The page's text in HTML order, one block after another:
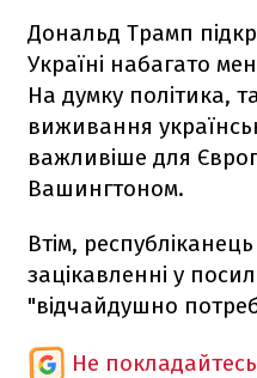
Дональд Трамп
Україні набагато
На думку політика,
виживання
важливіше для
Вашингтоном.
Втім,
зацікавленні у
"відчайдушно
Не